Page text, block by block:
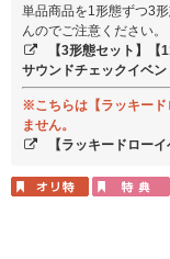
単品商品を1形態ずつ3
んのでご注意ください。
【3形態セット】
サウンドチェックイベ
※こちらは【ラッキード
ません。
【ラッキードロー